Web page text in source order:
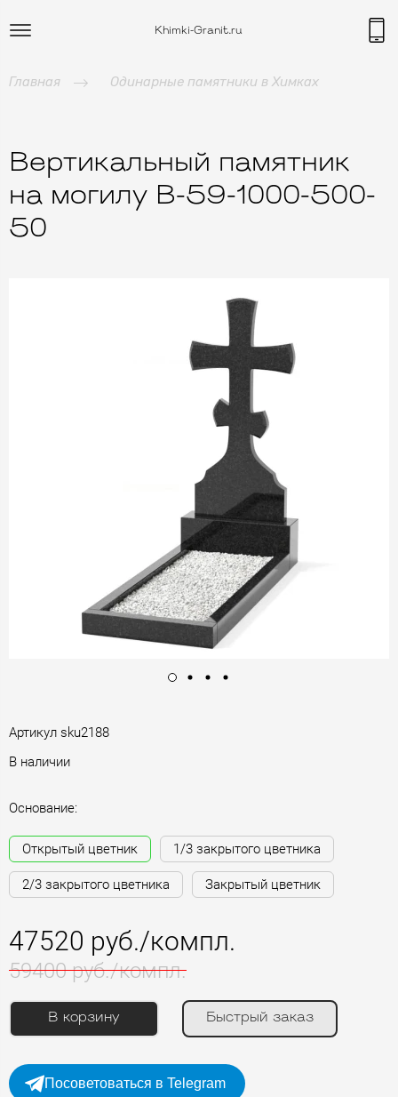
Khimki-Granit.ru
Главная Одинарные памятники в Химках
Вертикальный памятник
на могилу B-59-1000-500-
50
Артикул sku2188
В наличии
Основание:
Открытый цветник 1/3 закрытого цветника
2/3 закрытого цветника Закрытый цветник
47520 руб./компл.
59400 руб./компл.
В корзину Быстрый заказ
Посоветоваться в Telegram